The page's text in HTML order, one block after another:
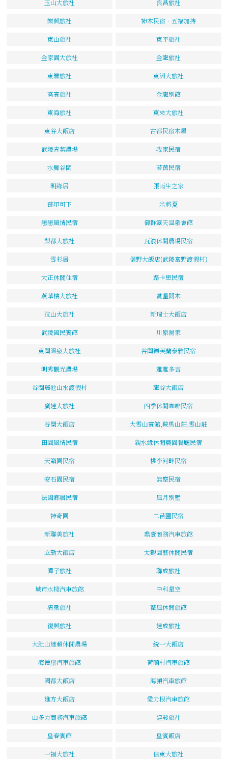
玉山大旅社 良昌旅社
樂興旅社 神木民宿‧五福加持
東山旅社 東平旅社
金家園大旅社 金龍旅社
東豐旅社 東洲大旅社
高賓旅社 金龍別館
東海旅社 東來大旅社
東谷大飯店 古都民宿木屋
武陵青葉農場 我家民宿
水舞谷關 若茵民宿
明緣居 張雨生之家
部印可下 米將夏
戀戀風情民宿 御群露天溫泉會館
梨都大旅社 瓦浪休閒農場民宿
雪杉居 儷野大飯店(武陵富野渡假村)
大正休閒住宿 路卡思民宿
燕華樓大旅社 賞星閱木
汶山大旅社 新瑞士大飯店
武陵國民賓館 川原湯家
東關溫泉大旅社 谷關德芙蘭泰雅民宿
明秀觀光農場 雅雅多吉
谷關麗池山水渡假村 龍谷大飯店
廣達大旅社 四季休閒咖啡民宿
谷關大飯店 大雪山賓館,鞍馬山莊,雪山莊
田園風情民宿 親水緣休閒農園餐廳民宿
天籟園民宿 桃李河畔民宿
安石園民宿 無塵民宿
法國鄉居民宿 風月別墅
神奇園 二苗圃民宿
新聯美旅社 鼎壹商務汽車旅館
立勤大飯店 太觀園藝休閒民宿
潭子旅社 聯成旅社
城市水棧汽車旅館 中科星空
清泉旅社 薇風休閒旅館
復興旅社 達成旅社
大肚山達賴休閒農場 統一大飯店
海德堡汽車旅館 荷蘭村汽車旅館
國都大飯店 海頓汽車旅館
進方大飯店 愛力根汽車旅館
山多力商務汽車旅館 建發旅社
皇春賓館 皇賓飯店
一福大旅社 信東大旅社